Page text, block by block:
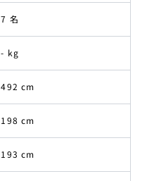
7 名
- kg
492 cm
198 cm
193 cm